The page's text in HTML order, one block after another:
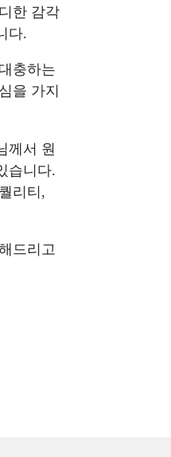
한 감각
다.
충하는
을 가지
께서 원
습니다.
리티,
드리고